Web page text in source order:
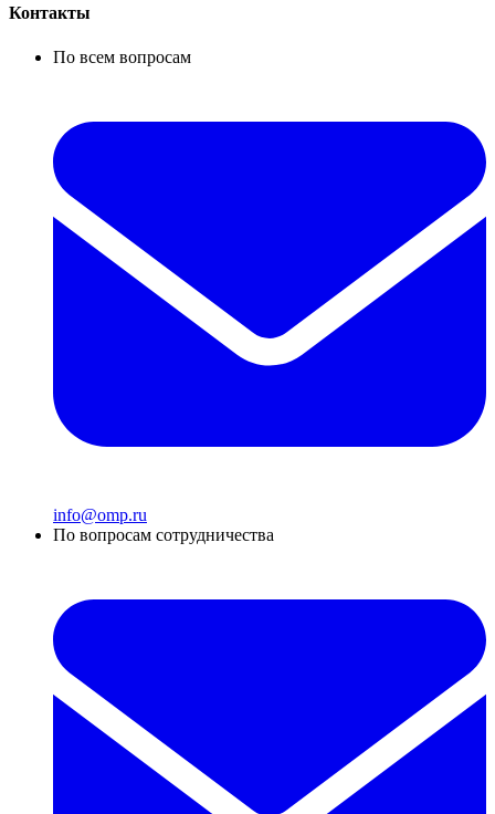
Контакты
По всем вопросам
info@omp.ru
По вопросам сотрудничества